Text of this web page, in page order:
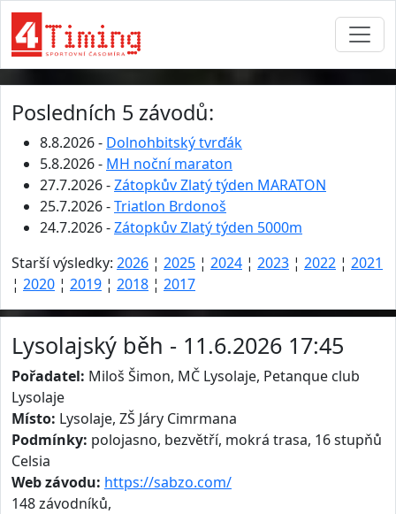
Posledních 5 závodů:
8.8.2026 - Dolnohbitský tvrďák
5.8.2026 - MH noční maraton
27.7.2026 -Zátopkův Zlatý týden MARATON
25.7.2026 -Triatlon Brdonoš
24.7.2026 -Zátopkův Zlatý týden 5000m
Starší výsledky: 2026 ¦ 2025 ¦ 2024 ¦ 2023 ¦ 2022 ¦ 2021
¦ 2020 ¦ 2019 ¦ 2018 ¦ 2017
Lysolajský běh - 11.6.2026 17:45
Pořadatel: Miloš Šimon, MČ Lysolaje, Petanque club
Lysolaje
Místo: Lysolaje, ZŠ Járy Cimrmana
Podmínky: polojasno, bezvětří, mokrá trasa, 16 stupňů
Celsia
Web závodu: https://sabzo.com/
148 závodníků,